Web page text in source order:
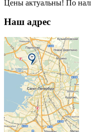
Цены актуальны! По
Наш адрес